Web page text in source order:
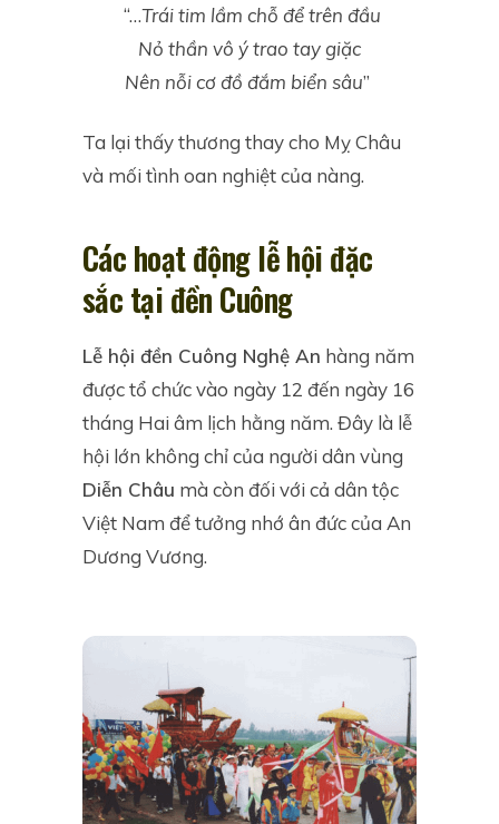
“…Trái tim lầm chỗ để trên đầu
Nỏ thần vô ý trao tay giặc
Nên nỗi cơ đồ đắm biển sâu”
Ta lại thấy thương thay cho Mỵ Châu
và mối tình oan nghiệt của nàng.
Các hoạt động lễ hội đặc
sắc tại đền Cuông
Lễ hội đền Cuông Nghệ An hàng năm
được tổ chức vào ngày 12 đến ngày 16
tháng Hai âm lịch hằng năm. Đây là lễ
hội lớn không chỉ của người dân vùng
Diễn Châu mà còn đối với cả dân tộc
Việt Nam để tưởng nhớ ân đức của An
Dương Vương.